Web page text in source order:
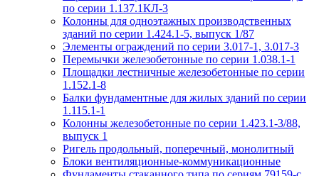
по серии 1.137.1КЛ-3
Колонны для одноэтажных производственных
зданий по серии 1.424.1-5, выпуск 1/87
Элементы ограждений по серии 3.017-1, 3.017-3
Перемычки железобетонные по серии 1.038.1-1
Площадки лестничные железобетонные по серии
1.152.1-8
Балки фундаментные для жилых зданий по серии
1.115.1-1
Колонны железобетонные по серии 1.423.1-3/88,
выпуск 1
Ригель продольный, поперечный, монолитный
Блоки вентиляционные-коммуникационные